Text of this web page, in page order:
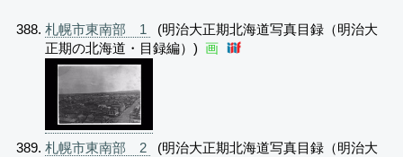
札幌市東南部 1
(明治大正期北海道写真目録（明治大
正期の北海道・目録編）) 画
札幌市東南部 2
(明治大正期北海道写真目録（明治大